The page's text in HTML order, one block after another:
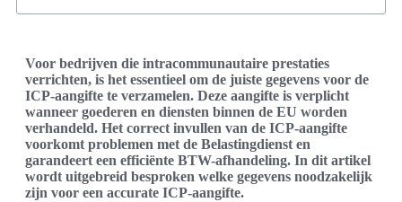
Voor bedrijven die intracommunautaire prestaties
verrichten, is het essentieel om de juiste gegevens voor de
ICP-aangifte te verzamelen. Deze aangifte is verplicht
wanneer goederen en diensten binnen de EU worden
verhandeld. Het correct invullen van de ICP-aangifte
voorkomt problemen met de Belastingdienst en
garandeert een efficiënte BTW-afhandeling. In dit artikel
wordt uitgebreid besproken welke gegevens noodzakelijk
zijn voor een accurate ICP-aangifte.